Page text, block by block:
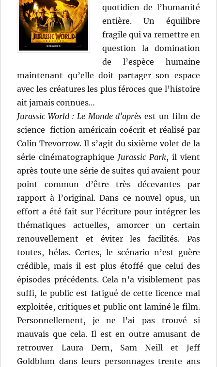
quotidien de l’humanité
entière. Un équilibre
fragile qui va remettre en
question la domination
de l’espèce humaine
maintenant qu’elle doit partager son espace
avec les créatures les plus féroces que l’histoire
ait jamais connues…
Jurassic World : Le Monde d’après est un film de
science-fiction américain coécrit et réalisé par
Colin Trevorrow. Il s’agit du sixième volet de la
série cinématographique Jurassic Park, il vient
après toute une série de suites qui avaient pour
point commun d’être très décevantes par
rapport à l’original. Dans ce nouvel opus, un
effort a été fait sur l’écriture pour intégrer les
thématiques actuelles, amorcer un certain
renouvellement et éviter les facilités. Pas
toutes, hélas. Certes, le scénario n’est guère
crédible, mais il est plus étoffé que celui des
épisodes précédents. Cela n’a visiblement pas
suffi, le public est fatigué de cette licence mal
exploitée, critiques et public ont laminé le film.
Personnellement, je ne l’ai pas trouvé si
mauvais que cela. Il est en outre amusant de
retrouver Laura Dern, Sam Neill et Jeff
Goldblum dans leurs personnages trente ans